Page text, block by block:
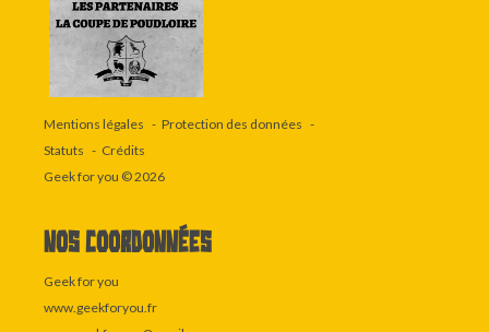
Mentions légales
Protection des données
Statuts
Crédits
Geek for you © 2026
Nos coordonnées
Geek for you
www.geekforyou.fr